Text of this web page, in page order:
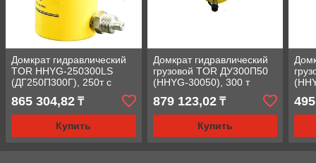
Домкрат гидравлический
TOR HHYG-250300LS
(ДГ250П300Г), 250т с
фиксирующей гайкой
865 304,82 ₸
Купить
Домкрат гидравлический
грузовой TOR ДУ300П50
(HHYG-30050), 300 т
879 123,02₸
Купить